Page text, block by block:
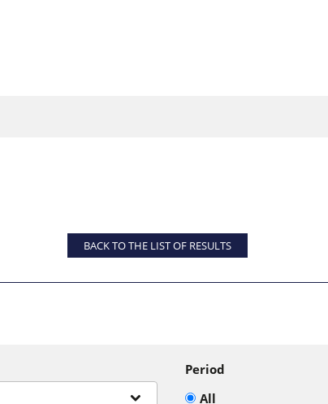
BACK TO THE LIST OF RESULTS
Period
All